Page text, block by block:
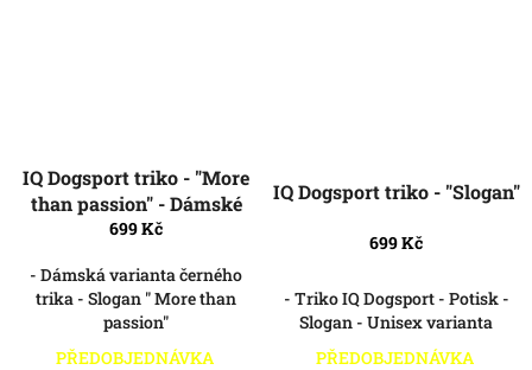
IQ Dogsport triko - "More
than passion" - Dámské
699 Kč
- Dámská varianta černého
trika - Slogan " More than
passion"
PŘEDOBJEDNÁVKA
IQ Dogsport triko - "Slogan"
699 Kč
- Triko IQ Dogsport - Potisk -
Slogan - Unisex varianta
PŘEDOBJEDNÁVKA